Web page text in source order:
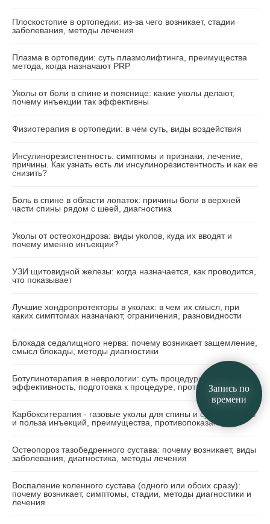
Плоскостопие в ортопедии: из-за чего возникает, стадии
заболевания, методы лечения
Плазма в ортопедии: суть плазмолифтинга, преимущества
метода, когда назначают PRP
Уколы от боли в спине и пояснице: какие уколы делают,
почему инъекции так эффективны
Физиотерапия в ортопедии: в чем суть, виды воздействия
Инсулинорезистентность: симптомы и признаки, лечение,
причины. Как узнать есть ли инсулинорезистентность и как ее
снизить?
Боль в спине в области лопаток: причины боли в верхней
части спины рядом с шеей, диагностика
Уколы от остеохондроза: виды уколов, куда их вводят и
почему именно инъекции?
УЗИ щитовидной железы: когда назначается, как проводится,
что показывает
Лучшие хондропротекторы в уколах: в чем их смысл, при
каких симптомах назначают, ограничения, разновидности
Блокада седалищного нерва: почему возникает защемление,
смысл блокады, методы диагностики
Ботулинотерапия в неврологии: суть процедуры,
эффективность, подготовка к процедуре, противопоказания
Карбокситерапия - газовые уколы для спины и суставов: суть
и польза инъекций, преимущества, противопоказания
Остеопороз тазобедренного сустава: почему возникает, виды
заболевания, диагностика, методы лечения
Воспаление коленного сустава (одного или обоих сразу):
почему возникает, симптомы, стадии, методы диагностики и
лечения
Запись по
времени